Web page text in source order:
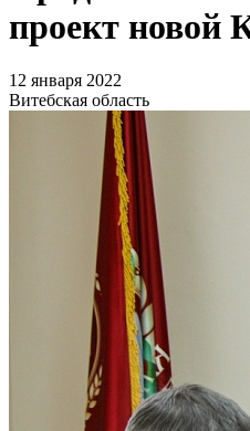
проект новой
12 января 2022
Витебская область